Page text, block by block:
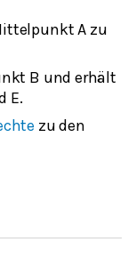
A zu
B und erhält
E.
zu den